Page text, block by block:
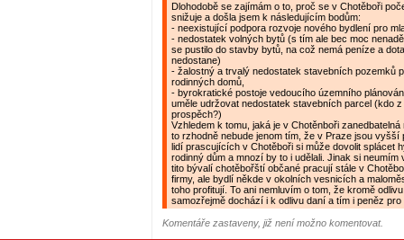
Dlohodobě se zajímám o to, proč se v Chotěboři
snižuje a došla jsem k následujícím bodům:
- neexistující podpora rozvoje nového bydlení pro
- nedostatek volných bytů (s tím ale bec moc
se pustilo do stavby bytů, na což nemá peníze a
nedostane)
- žalostný a trvalý nedostatek stavebních pozemků
rodinných domů,
- byrokratické postoje vedoucího územního
uměle udržovat nedostatek stavebních parcel (kdo z
prospěch?)
Vzhledem k tomu, jaká je v Chotěnboři
to rzhodně nebude jenom tím, že v Praze jsou vyšší
lidí prascujících v Chotěboři si může dovolit splácet
rodinný dům a mnozí by to i udělali. Jinak si neumím
tito bývalí chotěbořští občané pracují stále v
firmy, ale bydlí někde v okolních vesnicích a
toho profitují. To ani nemluvím o tom, že kromě
samozřejmě dochází i k odlivu daní a tím i peněz
Komentáře zastaveny, již není možno komentovat.